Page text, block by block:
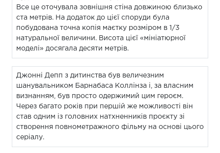
Все це оточувала зовнішня стіна довжиною близько
ста метрів. На додаток до цієї споруди була
побудована точна копія маєтку розміром в 1/3
натуральної величини. Висота цієї «мініатюрної
моделі» досягала десяти метрів.
Джонні Депп з дитинства був величезним
шанувальником Барнабаса Коллінза і, за власним
визнанням, був просто одержимий цим героєм.
Через багато років при першій же можливості він
став одним із головних натхненників проєкту зі
створення повнометражного фільму на основі цього
серіалу.